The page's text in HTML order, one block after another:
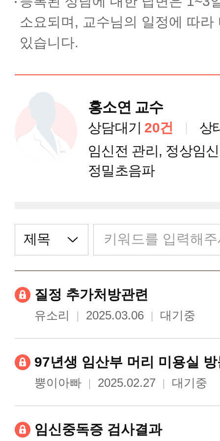
난임 카카오톡 상담
부인과 카카오톡 상담
양한방 암 통합진료센터 카카오
소요되며, 교수님의 일정에 따라
있습니다.
홍소연 교수
상담대기 20건
상
임신전 관리, 정상임
정밀초음파
질정 추가처방관련
유소리 2025.03.06 대기중
97년생 임산부 머리 미용실 방
뿡이아빠 2025.02.27 대기중
임신중독증 검사결과